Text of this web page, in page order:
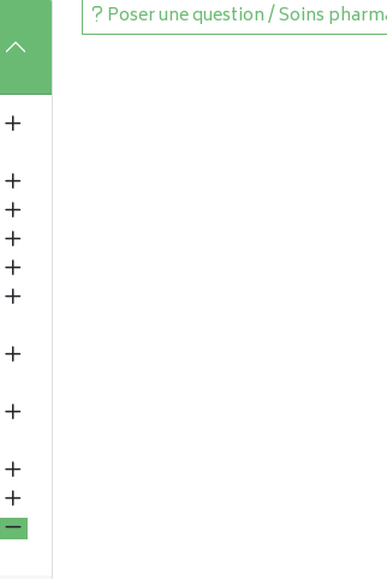
Poser une question / Soins